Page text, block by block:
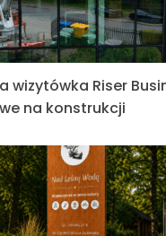
wizytówka Riser
na konstrukcji